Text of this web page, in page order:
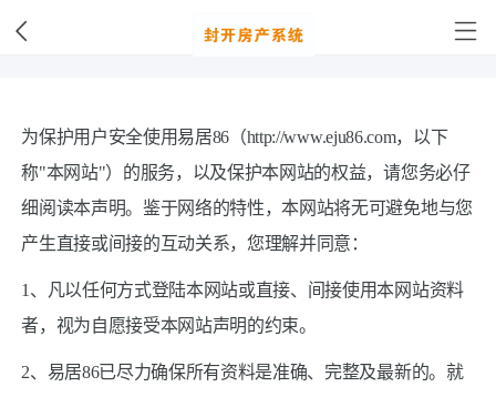
为保护用户安全使用易居86（http://www.eju86.com，以下
称"本网站"）的服务，以及保护本网站的权益，请您务必仔
细阅读本声明。鉴于网络的特性，本网站将无可避免地与您
产生直接或间接的互动关系，您理解并同意：
1、凡以任何方式登陆本网站或直接、间接使用本网站资料
者，视为自愿接受本网站声明的约束。
2、易居86已尽力确保所有资料是准确、完整及最新的。就